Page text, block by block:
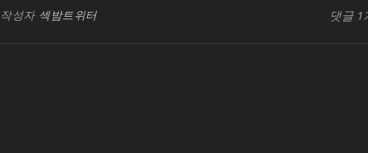
빈
작성자 섹밤트위터 댓글 1